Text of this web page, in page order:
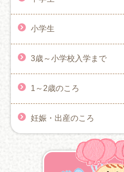
小学生
3歳～小学校入学まで
1～2歳のころ
妊娠・出産のころ